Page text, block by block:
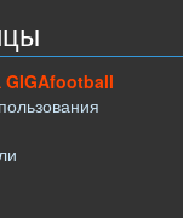
GIGAfootball